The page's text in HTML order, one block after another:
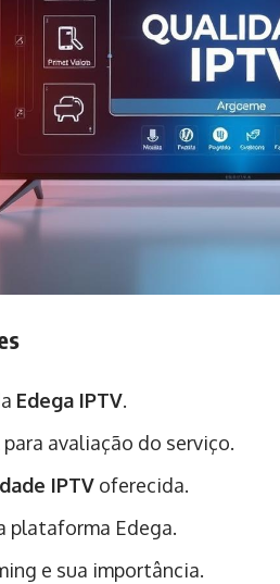
Edega IPTV.
avaliação do serviço.
IPTV oferecida.
plataforma Edega.
e sua importância.